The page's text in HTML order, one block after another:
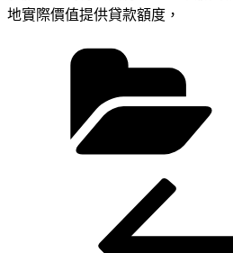
地實際價值提供貸款額度，